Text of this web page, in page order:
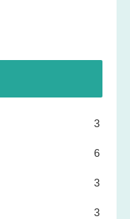
3
6
3
3